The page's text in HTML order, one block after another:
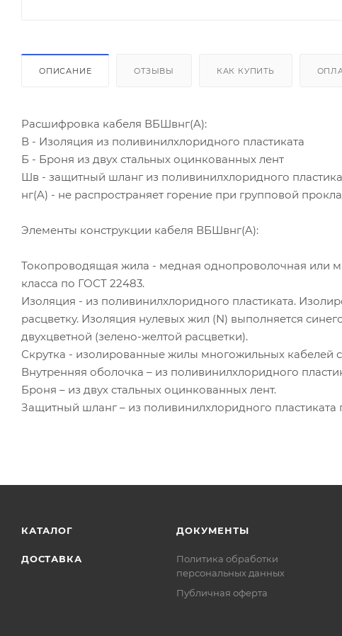
ОПИСАНИЕ ОТЗЫВЫ КАК КУПИТЬ
Расшифровка кабеля ВБШвнг(A):
В - Изоляция из поливинилxлоридного пластиката
Б - Броня из двух стальных оцинкованных лент
Шв - защитный шланг из поливинилxлоридного
нг(A) - не распространяет горение при групповой
Элементы конструкции кабеля ВБШвнг(A):
Токопроводящая жила - медная однопроволочная или
класса по ГОСТ 22483.
Изоляция - из поливинилxлоридного пластиката.
расцветку. Изоляция нулевых жил (N) выполняется
двухцветной (зелено-желтой расцветки).
Скрутка - изолированные жилы многожильных кабелей
Внутренняя оболочка – из поливинилхлоридного
Броня – из двух стальных оцинкованных лент.
Защитный шланг – из поливинилхлоридного
КАТАЛОГ
ДОСТАВКА
ДОКУМЕНТЫ
Политика обработки
персональных данных
Публичная оферта